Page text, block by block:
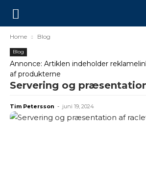
Home Blog
Blog
Annonce: Artiklen indeholder
af produkterne
Servering og
Tim Petersson - juni 19, 2024